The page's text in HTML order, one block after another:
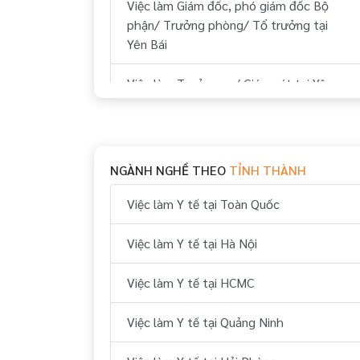
Việc làm Giám đốc, phó giám đốc Bộ
phận/ Trưởng phòng/ Tổ trưởng tại
Yên Bái
Việc làm Trưởng ca/ Giám sát tại Yên
Việc làm Đào tạo viên tại Yên Bái
Việc làm Trợ lý, thư ký tại Yên Bái
Việc làm Nhân viên tại Yên Bái
NGÀNH NGHỀ THEO TỈNH THÀNH
Việc làm Y tế tại Toàn Quốc
Việc làm Y tế tại Hà Nội
Việc làm Y tế tại HCMC
Việc làm Y tế tại Quảng Ninh